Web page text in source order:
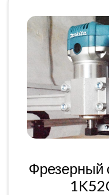
Фрезерный